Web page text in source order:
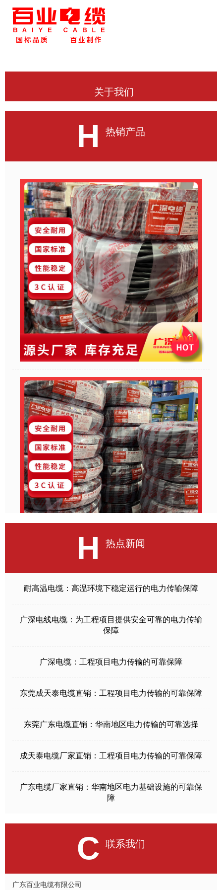
关于我们
H 热销产品
H 热点新闻
耐高温电缆：高温环境下稳定运行的电力传输保障
广深电线电缆：为工程项目提供安全可靠的电力传输
保障
广深电缆：工程项目电力传输的可靠保障
东莞成天泰电缆直销：工程项目电力传输的可靠保障
东莞广东电缆直销：华南地区电力传输的可靠选择
成天泰电缆厂家直销：工程项目电力传输的可靠保障
广东电缆厂家直销：华南地区电力基础设施的可靠保
障
C 联系我们
广东百业电缆有限公司